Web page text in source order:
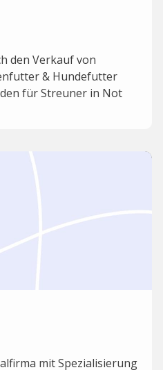
den Verkauf von
& Hundefutter
für Streuner in Not
mit Spezialisierung